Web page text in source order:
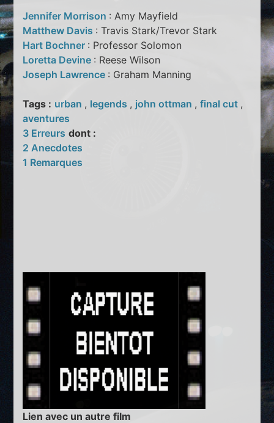
Jennifer Morrison : Amy Mayfield
Matthew Davis : Travis Stark/Trevor Stark
Hart Bochner : Professor Solomon
Loretta Devine : Reese Wilson
Joseph Lawrence : Graham Manning
Tags : urban , legends , john ottman ,final cut ,
aventures
3 Erreurs dont :
2 Anecdotes
1 Remarques
Lien avec un autre film